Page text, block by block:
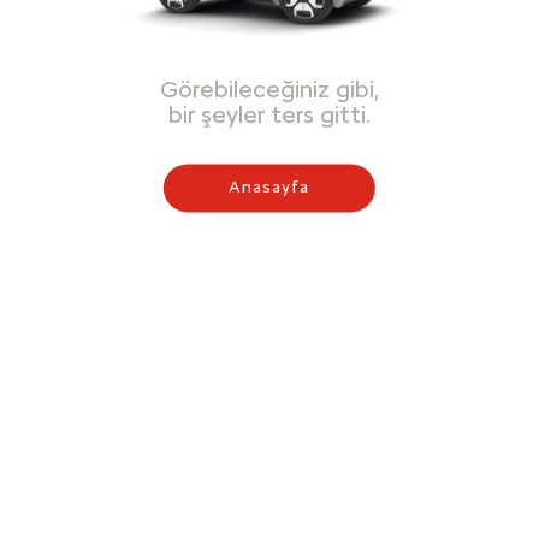
Görebileceğiniz gibi,
bir şeyler ters gitti.
Anasayfa